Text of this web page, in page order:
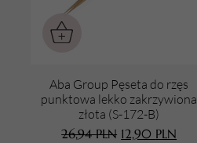
Aba Group Pęseta do rzęs
punktowa lekko zakrzywiona
złota (S-172-B)
26,94PLN 12,90 PLN